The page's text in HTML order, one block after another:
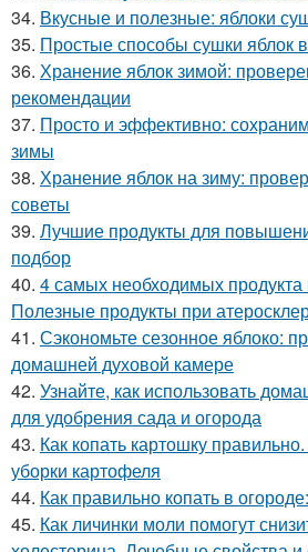
34. Вкусные и полезные: яблоки
35. Простые способы сушки яблок
36. Хранение яблок зимой:
рекомендации
37. Просто и эффективно:
зимы
38. Хранение яблок на зиму:
советы
39. Лучшие продукты для
подбор
40. 4 самых необходимых продукта
Полезные продукты при
41. Сэкономьте сезонное яблоко:
домашней духовой камере
42. Узнайте, как использовать
для удобрения сада и огорода
43. Как копать картошку
уборки картофеля
44. Как правильно копать в
45. Как личинки моли помогут